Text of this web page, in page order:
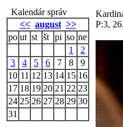
Kalendár správ
<< august >>
po ut st št pi so ne
1
2
3
4 5 6 7 8
9
10 11 12 13 14 15 16
17 18 19 20 21 22 23
24 25 26 27 28 29 30
31
P:3,